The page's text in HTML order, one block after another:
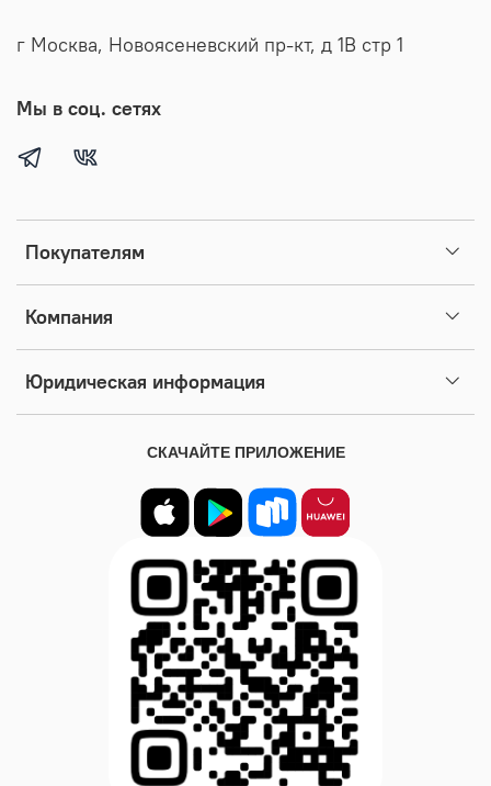
Покупателям
Компания
Юридическая информация
г Москва, Новоясеневский пр-кт, д 1В стр 1
Мы в соц. сетях
СКАЧАЙТЕ ПРИЛОЖЕНИЕ